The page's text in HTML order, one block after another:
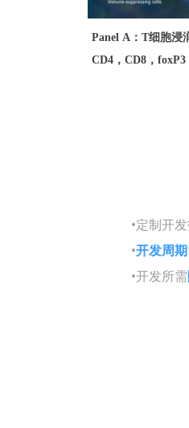
Panel A：T细胞浸润 panCK
CD4，CD8，foxP3
•定制开
•开发周
•开发所需